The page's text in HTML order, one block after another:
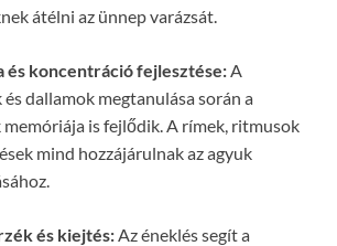
átélni az ünnep varázsát.
és koncentráció fejlesztése:A
és dallamok megtanulása során a
memóriája is fejlődik. A rímek, ritmusok
mind hozzájárulnak az agyuk
és kiejtés:Az éneklés segít a